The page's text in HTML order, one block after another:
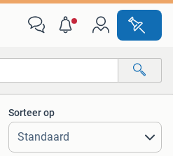
Sorteer op